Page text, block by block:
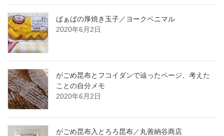
ばぁばの厚焼き玉子／ヨークベニマル
2020年6月2日
がごめ昆布とフコイダンで辿ったページ、考えた
ことの自分メモ
2020年6月2日
がごめ昆布入とろろ昆布／丸善納谷商店